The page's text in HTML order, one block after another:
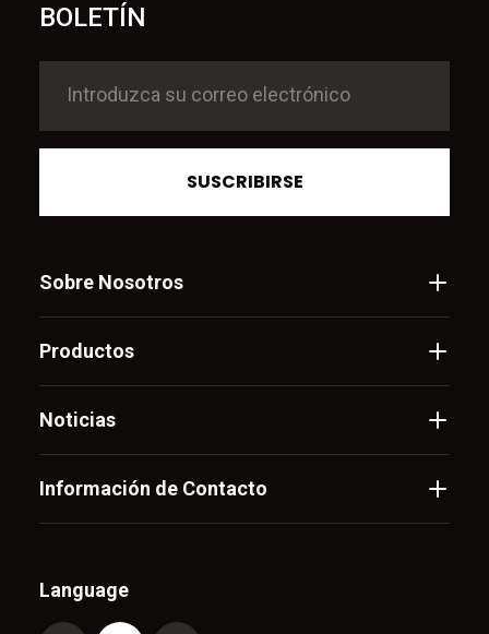
BOLETÍN
SUSCRIBIRSE
Sobre Nosotros
Productos
Noticias
Información de Contacto
Language